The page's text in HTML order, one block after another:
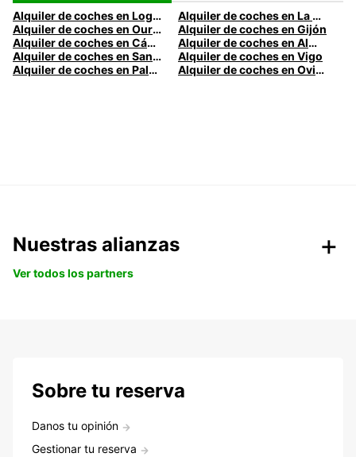
Alquiler de coches en Logroño
Alquiler de coches en La Coruña
Alquiler de coches en Ourense
Alquiler de coches en Gijón
Alquiler de coches en Cádiz
Alquiler de coches en Almería
Alquiler de coches en Santander
Alquiler de coches en Vigo
Alquiler de coches en Palma
Alquiler de coches en Oviedo
Nuestras alianzas
Ver todos los partners
Sobre tu reserva
Danos tu opinión
Gestionar tu reserva